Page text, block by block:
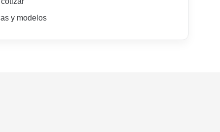
y modelos